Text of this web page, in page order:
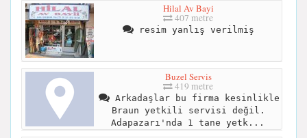
Hilal Av Bayi
407 metre
resim yanlış verilmiş
Buzel Servis
419 metre
Arkadaşlar bu firma kesinlikle
Braun yetkili servisi değil.
Adapazarı'nda 1 tane yetk...